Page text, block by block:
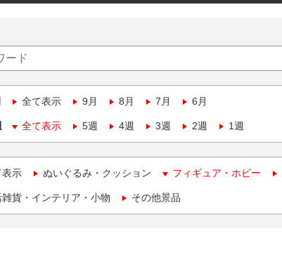
全て表示 9月 8月 7月 6月
全て表示 5週 4週 3週 2週 1週
表示 ぬいぐるみ・クッション フィギュア・ホビー
貨・インテリア・小物 その他景品